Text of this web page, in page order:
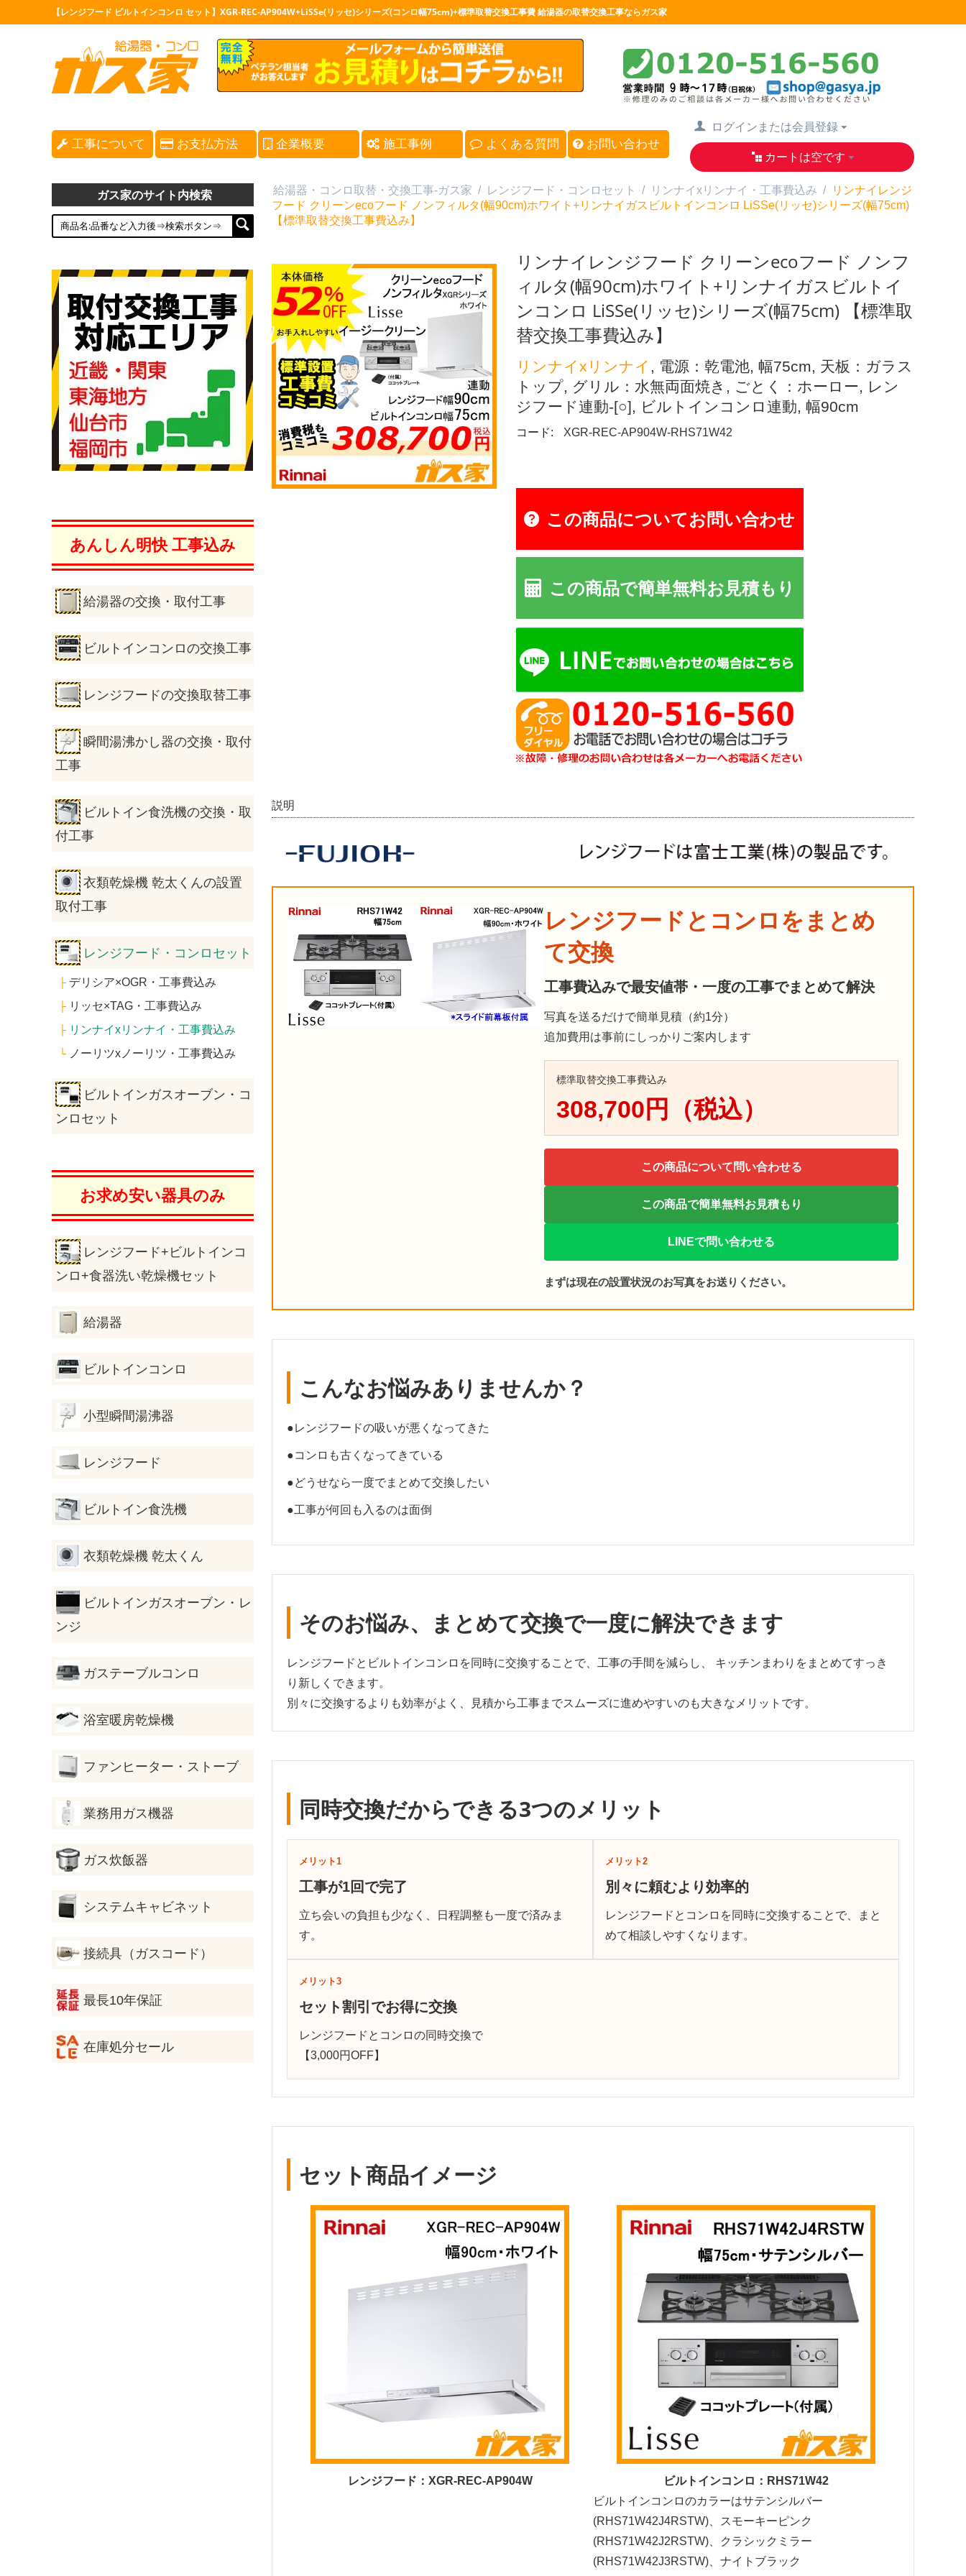
【レンジフード ビルトインコンロ セット】XGR-REC-AP904W+LiSSe(リッセ)シリーズ(コンロ幅75cm)+標準取替交換工事費 給湯器の取替交換工事ならガス家
工事について お支払方法 企業概要 施工事例 よくある質問 お問い合わせ
ログインまたは会員登録
カートは空です
ガス家のサイト内検索
あんしん明快 工事込み
給湯器の交換・取付工事
ビルトインコンロの交換工事
レンジフードの交換取替工事
瞬間湯沸かし器の交換・取付
工事
ビルトイン食洗機の交換・取
付工事
衣類乾燥機 乾太くんの設置
取付工事
レンジフード・コンロセット
├ デリシア×OGR・工事費込み
├ リッセ×TAG・工事費込み
├ リンナイxリンナイ・工事費込み
└ ノーリツxノーリツ・工事費込み
ビルトインガスオーブン・コ
ンロセット
お求め安い器具のみ
レンジフード+ビルトインコ
ンロ+食器洗い乾燥機セット
給湯器
ビルトインコンロ
小型瞬間湯沸器
レンジフード
ビルトイン食洗機
衣類乾燥機 乾太くん
ビルトインガスオーブン・レ
ンジ
ガステーブルコンロ
浴室暖房乾燥機
ファンヒーター・ストーブ
業務用ガス機器
ガス炊飯器
システムキャビネット
接続具（ガスコード）
最長10年保証
在庫処分セール
給湯器・コンロ取替・交換工事-ガス家 / レンジフード・コンロセット / リンナイxリンナイ・工事費込み /
リンナイレンジ
フード クリーンecoフード ノンフィルタ(幅90cm)ホワイト+リンナイガスビルトインコンロ LiSSe(リッセ)シリーズ(幅75cm)
【標準取替交換工事費込み】
リンナイレンジフード クリーンecoフード ノンフ
ィルタ(幅90cm)ホワイト+リンナイガスビルトイ
ンコンロ LiSSe(リッセ)シリーズ(幅75cm) 【標準取
替交換工事費込み】
リンナイxリンナイ , 電源：乾電池, 幅75cm, 天板：ガラス
トップ, グリル：水無両面焼き, ごとく：ホーロー, レン
ジフード連動-[○], ビルトインコンロ連動, 幅90cm
コード: XGR-REC-AP904W-RHS71W42
この商品についてお問い合わせ
この商品で簡単無料お見積もり
説明
レンジフードとコンロをまとめ
て交換
工事費込みで最安値帯・一度の工事でまとめて解決
写真を送るだけで簡単見積（約1分）
追加費用は事前にしっかりご案内します
標準取替交換工事費込み
308,700円（税込）
この商品について問い合わせる
この商品で簡単無料お見積もり
LINEで問い合わせる
まずは現在の設置状況のお写真をお送りください。
こんなお悩みありませんか？
●レンジフードの吸いが悪くなってきた
●コンロも古くなってきている
●どうせなら一度でまとめて交換したい
●工事が何回も入るのは面倒
そのお悩み、まとめて交換で一度に解決できます
レンジフードとビルトインコンロを同時に交換することで、工事の手間を減らし、 キッチンまわりをまとめてすっき
り新しくできます。
別々に交換するよりも効率がよく、見積から工事までスムーズに進めやすいのも大きなメリットです。
同時交換だからできる3つのメリット
メリット1
工事が1回で完了
立ち会いの負担も少なく、日程調整も一度で済みま
す。
メリット2
別々に頼むより効率的
レンジフードとコンロを同時に交換することで、まと
めて相談しやすくなります。
メリット3
セット割引でお得に交換
レンジフードとコンロの同時交換で
【3,000円OFF】
セット商品イメージ
レンジフード：XGR-REC-AP904W
ビルトインコンロ：RHS71W42
ビルトインコンロのカラーはサテンシルバー
(RHS71W42J4RSTW)、スモーキーピンク
(RHS71W42J2RSTW)、クラシックミラー
(RHS71W42J3RSTW)、ナイトブラック